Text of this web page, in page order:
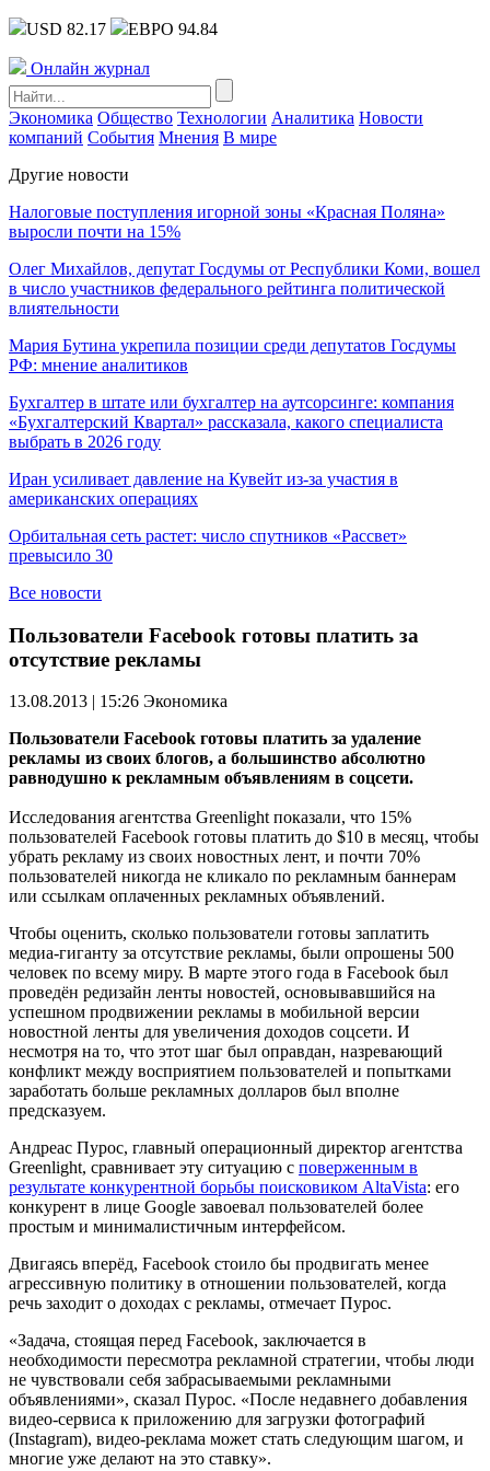
USD 82.17 ЕВРО 94.84
Онлайн журнал
Экономика Общество Технологии Аналитика Новости
компаний События Мнения В мире
Другие новости
Налоговые поступления игорной зоны «Красная Поляна»
выросли почти на 15%
Олег Михайлов, депутат Госдумы от Республики Коми, вошел
в число участников федерального рейтинга политической
влиятельности
Мария Бутина укрепила позиции среди депутатов Госдумы
РФ: мнение аналитиков
Бухгалтер в штате или бухгалтер на аутсорсинге: компания
«Бухгалтерский Квартал» рассказала, какого специалиста
выбрать в 2026 году
Иран усиливает давление на Кувейт из-за участия в
американских операциях
Орбитальная сеть растет: число спутников «Рассвет»
превысило 30
Все новости
Пользователи Facebook готовы платить за
отсутствие рекламы
13.08.2013 | 15:26 Экономика
Пользователи Facebook готовы платить за удаление
рекламы из своих блогов, а большинство абсолютно
равнодушно к рекламным объявлениям в соцсети.
Исследования агентства Greenlight показали, что 15%
пользователей Facebook готовы платить до $10 в месяц, чтобы
убрать рекламу из своих новостных лент, и почти 70%
пользователей никогда не кликало по рекламным баннерам
или ссылкам оплаченных рекламных объявлений.
Чтобы оценить, сколько пользователи готовы заплатить
медиа-гиганту за отсутствие рекламы, были опрошены 500
человек по всему миру. В марте этого года в Facebook был
проведён редизайн ленты новостей, основывавшийся на
успешном продвижении рекламы в мобильной версии
новостной ленты для увеличения доходов соцсети. И
несмотря на то, что этот шаг был оправдан, назревающий
конфликт между восприятием пользователей и попытками
заработать больше рекламных долларов был вполне
предсказуем.
Андреас Пурос, главный операционный директор агентства
Greenlight, сравнивает эту ситуацию с поверженным в
результате конкурентной борьбы поисковиком AltaVista: его
конкурент в лице Google завоевал пользователей более
простым и минималистичным интерфейсом.
Двигаясь вперёд, Facebook стоило бы продвигать менее
агрессивную политику в отношении пользователей, когда
речь заходит о доходах с рекламы, отмечает Пурос.
«Задача, стоящая перед Facebook, заключается в
необходимости пересмотра рекламной стратегии, чтобы люди
не чувствовали себя забрасываемыми рекламными
объявлениями», сказал Пурос. «После недавнего добавления
видео-сервиса к приложению для загрузки фотографий
(Instagram), видео-реклама может стать следующим шагом, и
многие уже делают на это ставку».